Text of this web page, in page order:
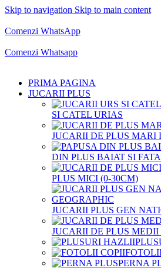
Skip to navigation Skip to main content
Comenzi WhatsApp
Comenzi Whatsapp
PRIMA PAGINA
JUCARII PLUS
SI CATEL URIAS
JUCARII DE PLUS MARI
DIN PLUS BAIAT SI FATA
PLUS MICI (0-30CM)
JUCARII PLUS GEN
JUCARII DE PLUS MEDII
PERNA